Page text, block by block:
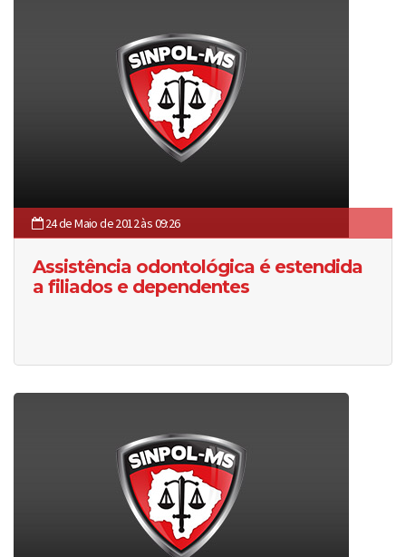
24 de Maio de 2012 às 09:26
Assistência odontológica é estendida
a filiados e dependentes